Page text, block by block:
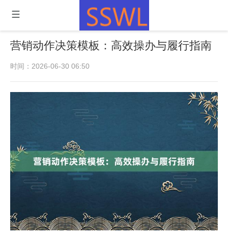
营销动作决策模板：高效操办与履行指南
时间：2026-06-30 06:50